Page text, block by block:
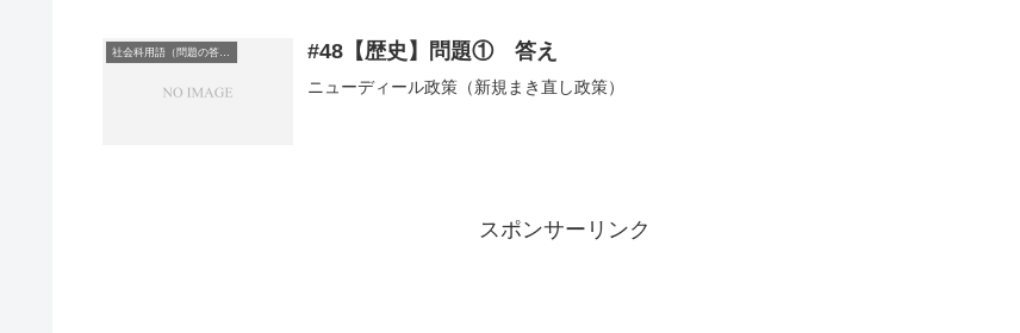
社会科用語（問題の答え） #48【歴史】問題① 答え
ニューディール政策（新規まき直し政策）
スポンサーリンク